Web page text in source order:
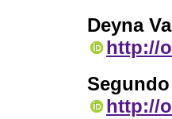
Deyna
http://
http://